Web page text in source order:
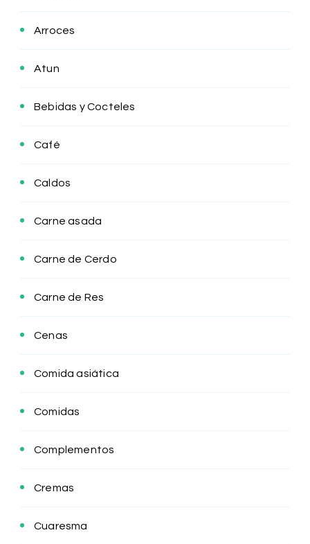
Arroces
Atun
Bebidas y Cocteles
Café
Caldos
Carne asada
Carne de Cerdo
Carne de Res
Cenas
Comida asiática
Comidas
Complementos
Cremas
Cuaresma